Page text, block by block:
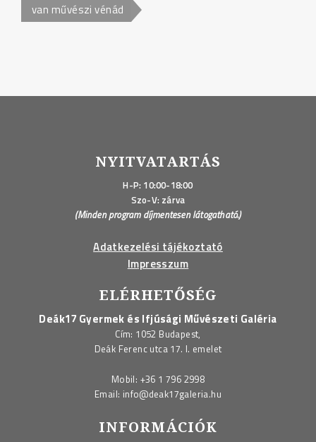
van művészi vénád
NYITVATARTÁS
H-P: 10:00-18:00
Szo-V: zárva
(Minden program díjmentesen látogatható.)
Adatkezelési tájékoztató
Impresszum
ELÉRHETŐSÉG
Deák17 Gyermek és Ifjúsági Művészeti Galéria
Cím: 1052 Budapest,
Deák Ferenc utca 17. I. emelet
Mobil: +36 1 796 2998
Email: info@deak17galeria.hu
INFORMÁCIÓK